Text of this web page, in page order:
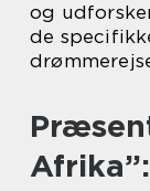
og
de
Afrika”: